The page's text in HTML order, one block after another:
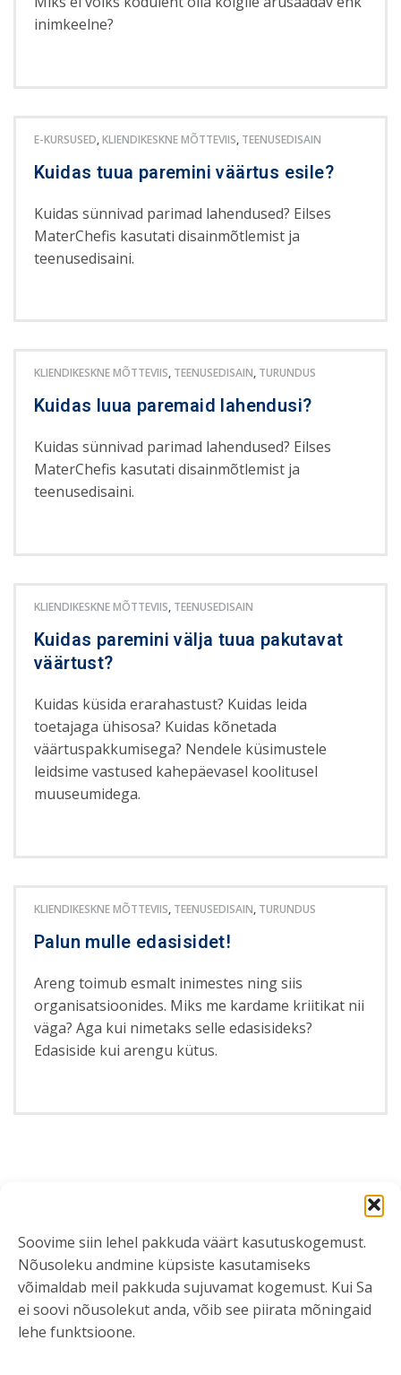
Soovime siin lehel pakkuda väärt kasutuskogemust.
Nõusoleku andmine küpsiste kasutamiseks
võimaldab meil pakkuda sujuvamat kogemust. Kui Sa
ei soovi nõusolekut anda, võib see piirata mõningaid
lehe funktsioone.
inimkeelne?
E-KURSUSED,KLIENDIKESKNE MÕTTEVIIS, TEENUSEDISAIN
Kuidas tuua paremini väärtus esile?
Kuidas sünnivad parimad lahendused? Eilses
MaterChefis kasutati disainmõtlemist ja
teenusedisaini.
KLIENDIKESKNE MÕTTEVIIS, TEENUSEDISAIN, TURUNDUS
Kuidas luua paremaid lahendusi?
Kuidas sünnivad parimad lahendused? Eilses
MaterChefis kasutati disainmõtlemist ja
teenusedisaini.
KLIENDIKESKNE MÕTTEVIIS, TEENUSEDISAIN
Kuidas paremini välja tuua pakutavat
väärtust?
Kuidas küsida erarahastust? Kuidas leida
toetajaga ühisosa? Kuidas kõnetada
väärtuspakkumisega? Nendele küsimustele
leidsime vastused kahepäevasel koolitusel
muuseumidega.
KLIENDIKESKNE MÕTTEVIIS, TEENUSEDISAIN, TURUNDUS
Palun mulle edasisidet!
Areng toimub esmalt inimestes ning siis
organisatsioonides. Miks me kardame kriitikat nii
väga? Aga kui nimetaks selle edasisideks?
Edasiside kui arengu kütus.